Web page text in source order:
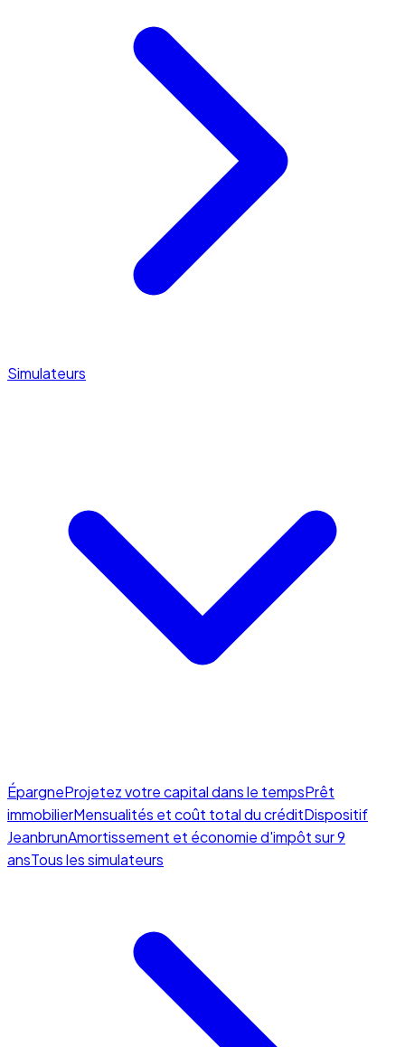
Simulateurs
ÉpargneProjetez votre capital dans le tempsPrêt
immobilierMensualités et coût total du créditDispositif
JeanbrunAmortissement et économie d'impôt sur 9
ansTous les simulateurs